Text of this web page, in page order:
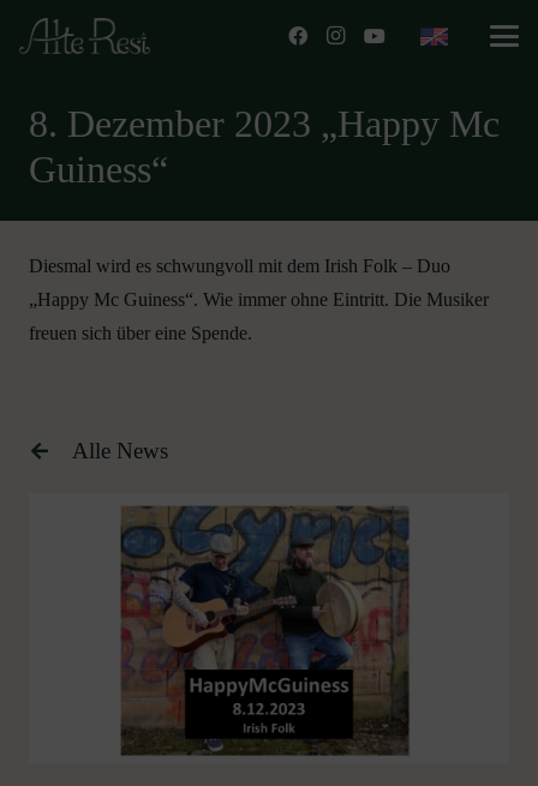
8. Dezember 2023 „Happy Mc
Guiness“
Diesmal wird es schwungvoll mit dem Irish Folk – Duo
„Happy Mc Guiness“. Wie immer ohne Eintritt. Die Musiker
freuen sich über eine Spende.
Alle News